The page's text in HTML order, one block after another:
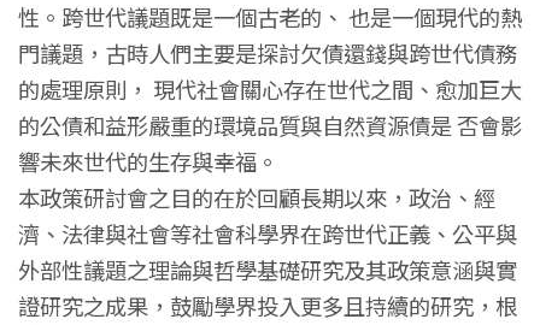
性。跨世代議題既是一個古老的、 也是一個現代的熱
門議題，古時人們主要是探討欠債還錢與跨世代債務
的處理原則， 現代社會關心存在世代之間、愈加巨大
的公債和益形嚴重的環境品質與自然資源債是 否會影
響未來世代的生存與幸福。
本政策研討會之目的在於回顧長期以來，政治、經
濟、法律與社會等社會科學界在跨世代正義、公平與
外部性議題之理論與哲學基礎研究及其政策意涵與實
證研究之成果，鼓勵學界投入更多且持續的研究，根